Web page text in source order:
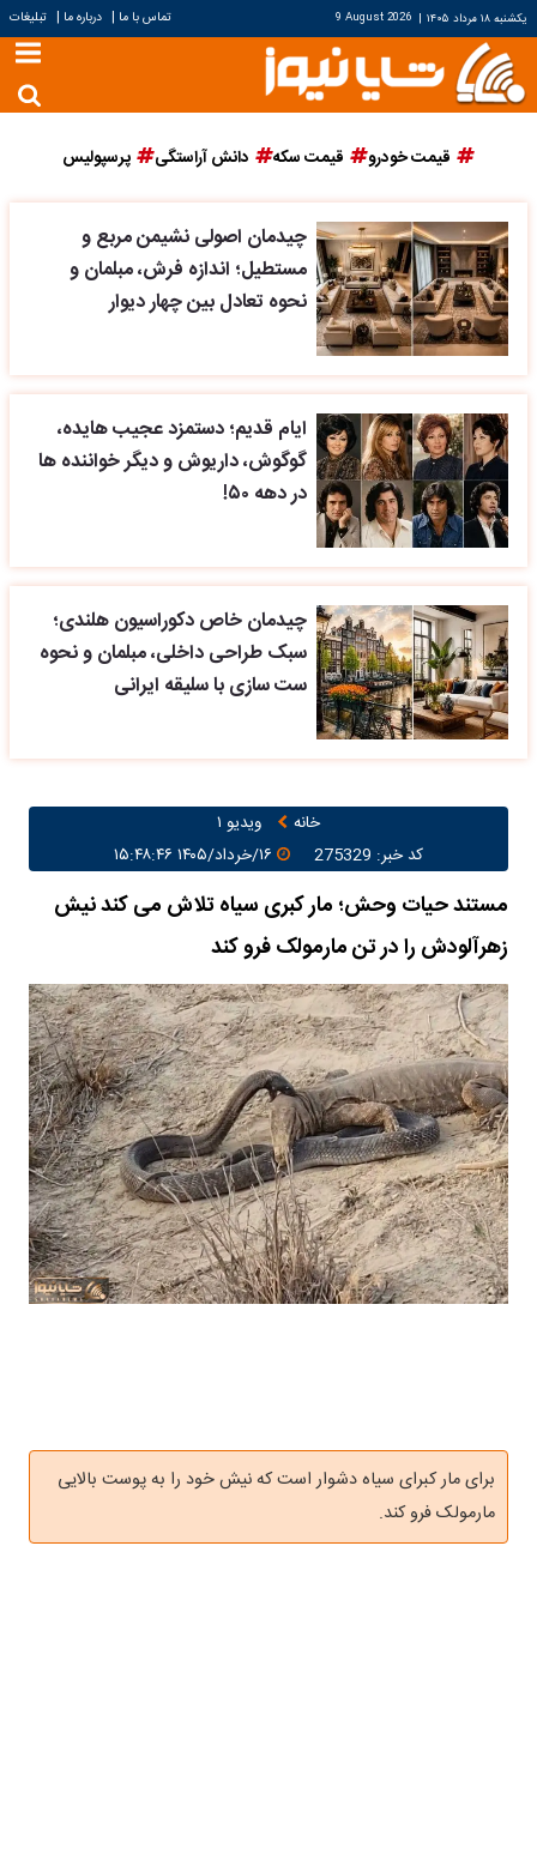
یکشنبه ۱۸ مرداد ۱۴۰۵ |
9 August 2026 تماس با ما | درباره ما | تبلیغات
قیمت خودرو قیمت سکه دانش آراستگی پرسپولیس
چیدمان اصولی نشیمن مربع و
مستطیل؛ اندازه فرش، مبلمان و
نحوه تعادل بین چهار دیوار
ایام قدیم؛ دستمزد عجیب هایده،
گوگوش، داریوش و دیگر خواننده ها
در دهه ۵۰!
چیدمان خاص دکوراسیون هلندی؛
سبک طراحی داخلی، مبلمان و نحوه
ست سازی با سلیقه ایرانی
خانه
ویدیو ۱
کد خبر: 275329
مستند حیات وحش؛ مار کبری سیاه تلاش می کند نیش
زهرآلودش را در تن مارمولک فرو کند
برای مار کبرای سیاه دشوار است که نیش خود را به پوست بالایی
مارمولک فرو کند.